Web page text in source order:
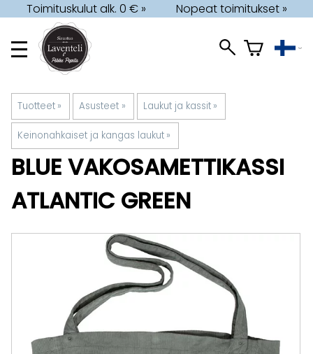
Toimituskulut alk. 0 € » Nopeat toimitukset »
Tuotteet ‪» Asusteet ‪» Laukut ja kassit ‪»
Keinonahkaiset ja kangas laukut ‪»
BLUE VAKOSAMETTIKASSI
ATLANTIC GREEN